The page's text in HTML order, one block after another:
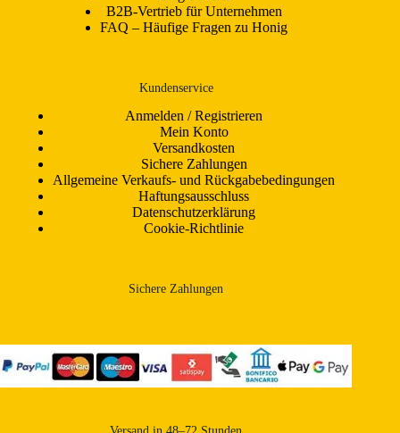
B2B-Vertrieb für Unternehmen
FAQ – Häufige Fragen zu Honig
Kundenservice
Anmelden / Registrieren
Mein Konto
Versandkosten
Sichere Zahlungen
Allgemeine Verkaufs- und Rückgabebedingungen
Haftungsausschluss
Datenschutzerklärung
Cookie-Richtlinie
Sichere Zahlungen
Versand in 48–72 Stunden